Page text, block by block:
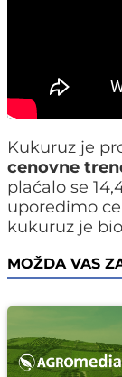
Kukuruz je
cenovne
plaćalo se
uporedimo
kukuruz je
MOŽDA VAS